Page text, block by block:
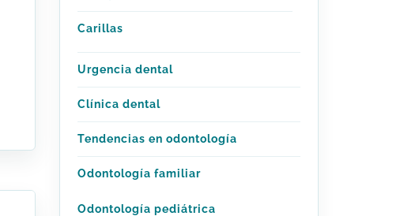
Carillas
Urgencia dental
Clínica dental
Tendencias en odontología
Odontología familiar
Odontología pediátrica